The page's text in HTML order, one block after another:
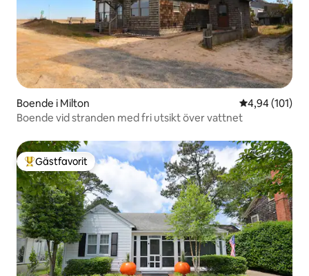
Boende i Milton 4,94 av 5 i
4,94 (101)
Boende vid stranden med fri utsikt över vattnet
Populär gästfavorit
Gästfavorit